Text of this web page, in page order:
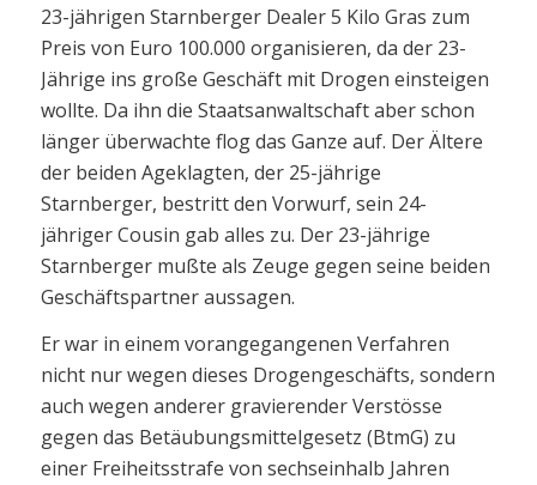
23-jährigen Starnberger Dealer 5 Kilo Gras zum
Preis von Euro 100.000 organisieren, da der 23-
Jährige ins große Geschäft mit Drogen einsteigen
wollte. Da ihn die Staatsanwaltschaft aber schon
länger überwachte flog das Ganze auf. Der Ältere
der beiden Ageklagten, der 25-jährige
Starnberger, bestritt den Vorwurf, sein 24-
jähriger Cousin gab alles zu. Der 23-jährige
Starnberger mußte als Zeuge gegen seine beiden
Geschäftspartner aussagen.
Er war in einem vorangegangenen Verfahren
nicht nur wegen dieses Drogengeschäfts, sondern
auch wegen anderer gravierender Verstösse
gegen das Betäubungsmittelgesetz (BtmG) zu
einer Freiheitsstrafe von sechseinhalb Jahren